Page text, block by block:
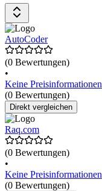
AutoCoder
(0 Bewertungen)
•
Keine Preisinformationen
(0 Bewertungen)
Direkt vergleichen
Raq.com
(0 Bewertungen)
•
Keine Preisinformationen
(0 Bewertungen)